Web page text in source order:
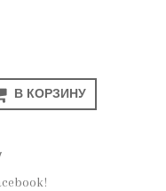
В КОРЗИНУ